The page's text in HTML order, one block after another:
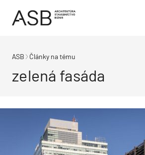
ASB Články na tému
zelená fasáda